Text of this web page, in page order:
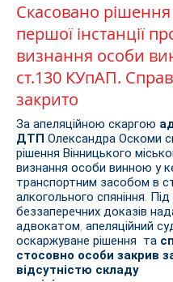
Скасовано рішення
першої інстанції
визнання особи
ст.130 КУпАП.
закрито
За апеляційною скаргою
ДТП Олександра Оскоми
рішення Вінницького
визнання особи винною у
транспортним засобом в
алкогольного спяніння.
беззаперечних доказів
адвокатом, апеляційний
оскаржуване рішення та
стосовно особи закрив
відсутністю складу